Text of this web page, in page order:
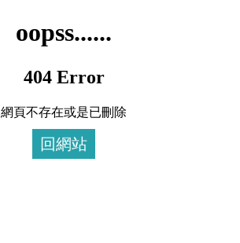
oopss......
404 Error
網頁不存在或是已刪除
回網站